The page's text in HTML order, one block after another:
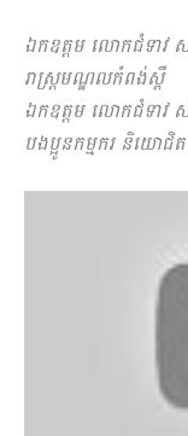
ឯកឧត្ដម លោកជំទាវ
រាស្រ្តមណ្ឌលកំពង់ស្ពឺ
ឯកឧត្ដម លោកជំទាវ
បងប្អូនកម្មករ និយោ